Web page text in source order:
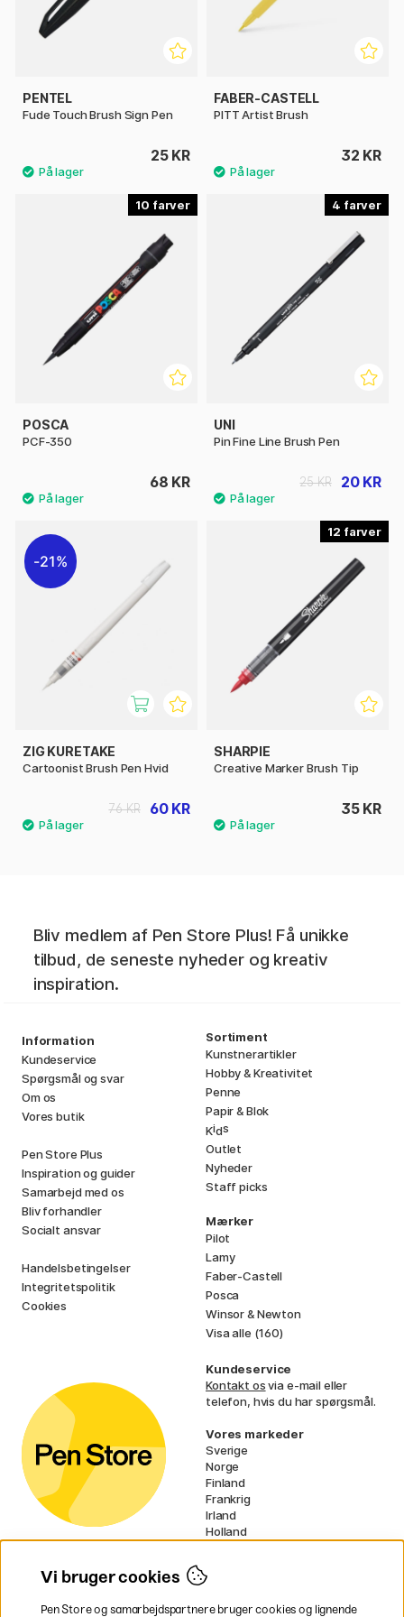
PENTEL
Fude Touch Brush Sign Pen
25 KR
FABER-CASTELL
PITT Artist Brush
32 KR
10
POSCA
PCF-350
68 KR
4
UNI
Pin Fine Line Brush Pen
20 KR
25 KR
21%
ZIG KURETAKE
Cartoonist Brush Pen Hvid
60 KR
76 KR
12
SHARPIE
Creative Marker Brush Tip
35 KR
Bliv medlem af Pen Store Plus! Få unikke
tilbud, de seneste nyheder og kreativ
inspiration.
Information
Kundeservice
Spørgsmål og svar
Om os
Vores butik
Pen Store Plus
Inspiration og guider
Samarbejd med os
Bliv forhandler
Socialt ansvar
Handelsbetingelser
Integritetspolitik
Cookies
Sortiment
Kunstnerartikler
Hobby & Kreativitet
Penne
Papir & Blok
Kids
Outlet
Nyheder
Staff picks
Mærker
Pilot
Lamy
Faber-Castell
Posca
Winsor & Newton
Visa alle (160)
Kundeservice
Kontakt osvia e-mail eller
telefon, hvis du har spørgsmål.
Vores markeder
Sverige
Norge
Finland
Frankrig
Irland
Holland
EU
* Specifikkefragtvilkår gælder for
Vi bruger cookies
Pen Store og samarbejdspartnere bruger cookies og lignende